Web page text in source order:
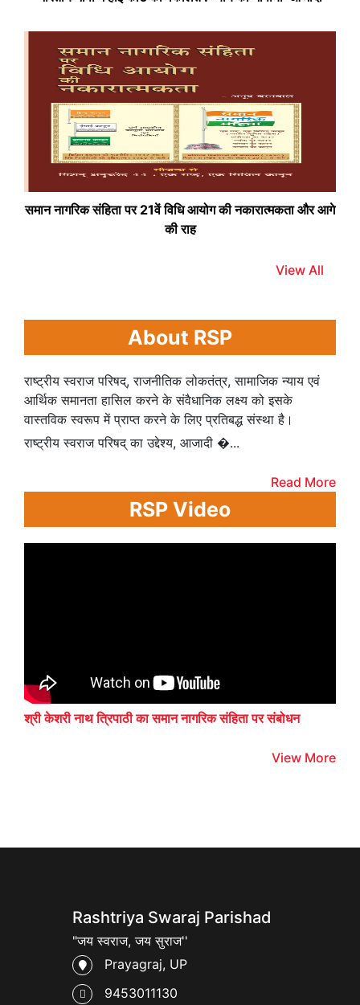
समान नागरिक संहिता पर 21वें विधि आयोग की नकारात्मकता और आगे
की राह
View All
About RSP
राष्ट्रीय स्वराज परिषद्, राजनीतिक लोकतंत्र, सामाजिक न्याय एवं
आर्थिक समानता हासिल करने के संवैधानिक लक्ष्य को इसके
वास्तविक स्वरूप में प्राप्त करने के लिए प्रतिबद्ध संस्था है।
राष्ट्रीय स्वराज परिषद् का उद्देश्य, आजादी �...
Read More
RSP Video
श्री केशरी नाथ त्रिपाठी का समान नागरिक संहिता पर संबोधन
View More
Rashtriya Swaraj Parishad
"जय स्वराज, जय सुराज''
Prayagraj, UP
9453011130